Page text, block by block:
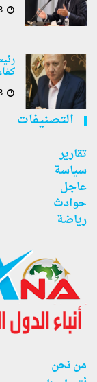
التصنيفات
تقارير
سياسة
عاجل
حوادث
رياضة
من نحن